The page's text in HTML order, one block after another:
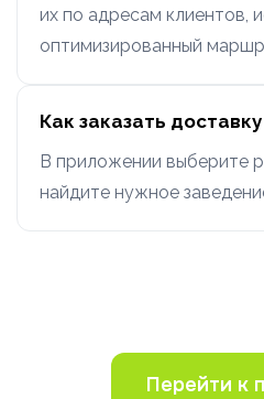
их по адресам клиентов,
оптимизированный
Как заказать
В приложении выберите
найдите нужное
Перейти к